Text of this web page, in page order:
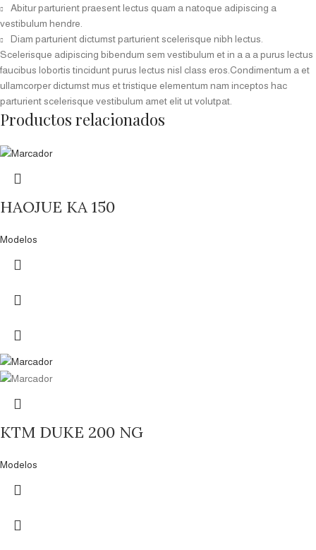
Abitur parturient praesent lectus quam a natoque adipiscing a
vestibulum hendre.
Diam parturient dictumst parturient scelerisque nibh lectus.
Scelerisque adipiscing bibendum sem vestibulum et in a a a purus lectus
faucibus lobortis tincidunt purus lectus nisl class eros.Condimentum a et
ullamcorper dictumst mus et tristique elementum nam inceptos hac
parturient scelerisque vestibulum amet elit ut volutpat.
Productos relacionados
HAOJUE KA 150
Modelos
KTM DUKE 200 NG
Modelos